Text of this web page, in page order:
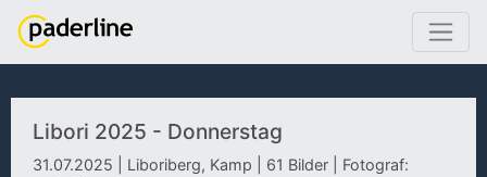
Libori 2025 - Donnerstag
31.07.2025 | Liboriberg, Kamp | 61 Bilder | Fotograf: